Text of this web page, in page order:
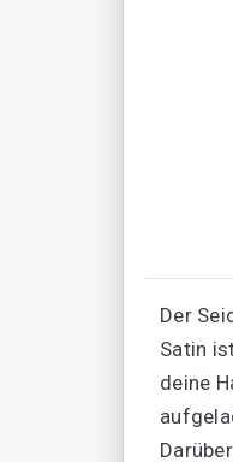
Der
Satin
deine